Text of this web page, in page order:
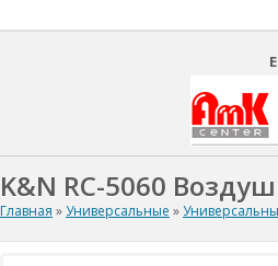
K&N RC-5060
Главная »Универсальные »